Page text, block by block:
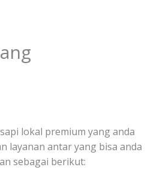
lokal premium yang anda
layanan antar yang bisa anda
sebagai berikut: